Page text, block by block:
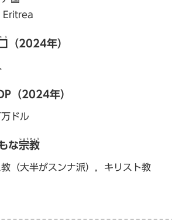
Eritrea
う
（2024年）
（2024年）
ドル
な宗教
しゅうきょう
（大半がスンナ派），キリスト教